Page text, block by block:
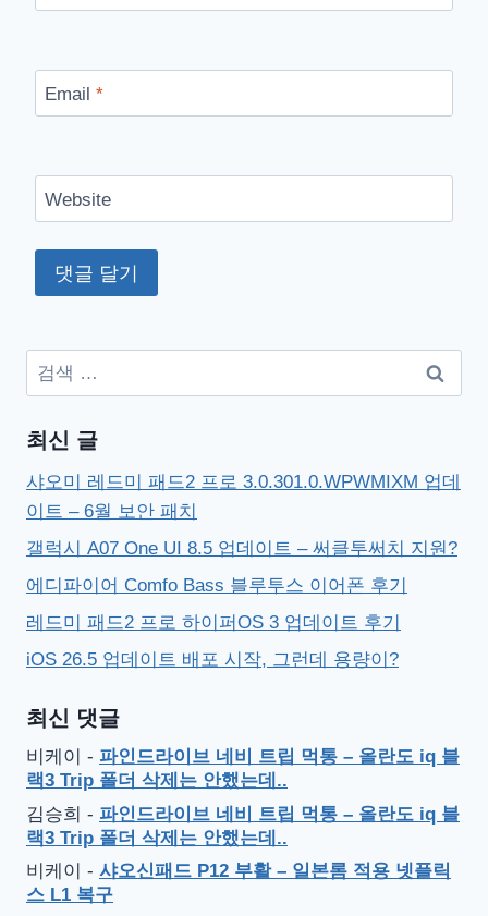
Email *
Website
검
색:
최신 글
샤오미 레드미 패드2 프로 3.0.301.0.WPWMIXM 업데
이트 – 6월 보안 패치
갤럭시 A07 One UI 8.5 업데이트 – 써클투써치 지원?
에디파이어 Comfo Bass 블루투스 이어폰 후기
레드미 패드2 프로 하이퍼OS 3 업데이트 후기
iOS 26.5 업데이트 배포 시작, 그런데 용량이?
최신 댓글
비케이 - 파인드라이브 네비 트립 먹통 – 올란도 iq 블
랙3 Trip 폴더 삭제는 안했는데..
김승희 - 파인드라이브 네비 트립 먹통 – 올란도 iq 블
랙3 Trip 폴더 삭제는 안했는데..
비케이 - 샤오신패드 P12 부활 – 일본롬 적용 넷플릭
스 L1 복구